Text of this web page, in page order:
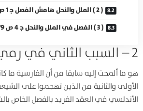
( 2 ) الملل والنحل هامش الفصل ج‍ 1 ص 195 .
( 3 ) الفصل في الملل والنحل ج‍ 4 ص 179 .
2 – السبب الثاني في رمي التشيع بالفارسية :
هو ما ألمحت إليه سابقا من أن الفارسية
الأولى والثانية من الذين تهجموا على
الأندلسي في العقد الفريد بالفصل الخاص